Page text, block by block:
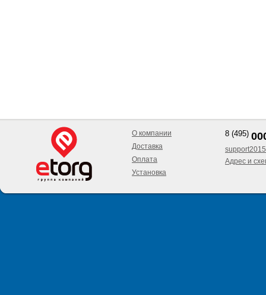
О компании
Доставка
Оплата
Установка
8 (495)
Адрес и